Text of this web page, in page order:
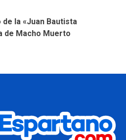
la «Juan Bautista
de Macho Muerto